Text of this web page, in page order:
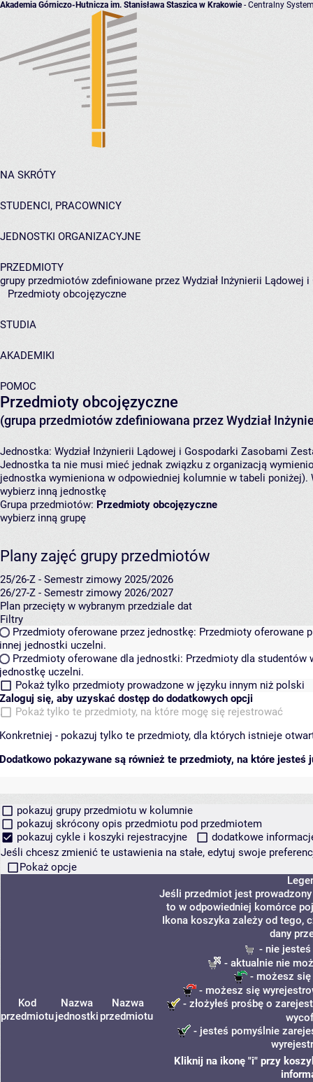
Akademia Górniczo-Hutnicza im. Stanisława Staszica w Krakowie- Centralny
NA SKRÓTY
STUDENCI, PRACOWNICY
JEDNOSTKI ORGANIZACYJNE
PRZEDMIOTY
grupy przedmiotów zdefiniowane przez Wydział Inżynierii Lądowej
Przedmioty obcojęzyczne
STUDIA
AKADEMIKI
POMOC
Przedmioty obcojęzyczne
(grupa przedmiotów zdefiniowana przez Wydział
Jednostka: Wydział Inżynierii Lądowej i Gospodarki Zasobami
Jednostka ta nie musi mieć jednak związku z organizacją
jednostka wymieniona w odpowiedniej kolumnie w tabeli
wybierz inną jednostkę
Grupa przedmiotów: Przedmioty obcojęzyczne
wybierz inną grupę
Plany zajęć grupy przedmiotów
25/26-Z - Semestr zimowy 2025/2026
26/27-Z - Semestr zimowy 2026/2027
Plan przecięty w wybranym przedziale dat
Filtry
Przedmioty oferowane przez jednostkę: Przedmioty oferowane
innej jednostki uczelni.
Przedmioty oferowane dla jednostki: Przedmioty dla studentów
jednostkę uczelni.
Pokaż tylko przedmioty prowadzone w języku innym niż polski
Zaloguj się, aby uzyskać dostęp do dodatkowych opcji
Pokaż tylko te przedmioty, na które mogę się rejestrować
Konkretniej - pokazuj tylko te przedmioty, dla których istnieje
Dodatkowo pokazywane są również te przedmioty, na które jesteś
pokazuj grupy przedmiotu w kolumnie
pokazuj skrócony opis przedmiotu pod przedmiotem
pokazuj cykle i koszyki rejestracyjne
dodatkowe
Jeśli chcesz zmienić te ustawienia na stałe, edytuj swoje
Pokaż opcje
Kod
przedmiotu
Nazwa
jednostki
Nazwa
przedmiotu
Jeśli przedmiot jest
to w odpowiedniej komórce
Ikona koszyka zależy od tego,
dany
- nie
- aktualnie nie
- możesz się
- możesz się
- złożyłeś prośbę o
- jesteś pomyślnie
Kliknij na ikonę "i" przy